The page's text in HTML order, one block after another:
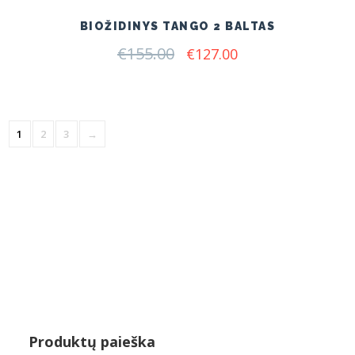
BIOŽIDINYS TANGO 2 BALTAS
€155.00 Original
€127.00Current
1 2 3 →
Produktų paieška